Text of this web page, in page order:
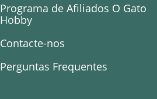
Programa de Afiliados O Gato
Hobby
Contacte-nos
Perguntas Frequentes